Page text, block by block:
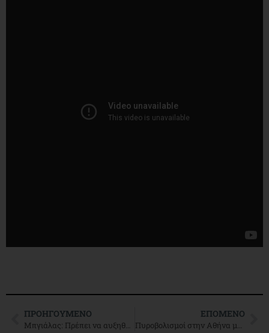
ΠΡΟΗΓΟΎΜΕΝΟ
Μπγιάλας: Πρέπει να αυξηθεί ο ΦΠΑ στα νησιά (ΒΙΝΤΕΟ)
ΕΠΌΜΕΝΟ
Πυροβολισμοί στην Αθήνα μέρα μεσημέρι – Εκτός εαυτού οι πολίτες είπαν τον Ν. Τόσκα «κάθαρμα» (ΒΙΝΤΕΟ)